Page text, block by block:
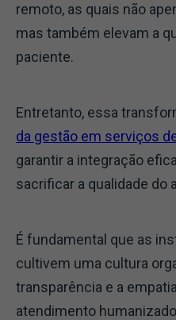
remoto, as quais não
mas também elevam a
paciente.
Entretanto, essa
da gestão em serviços
garantir a integração
sacrificar a qualidade do
É fundamental que as
cultivem uma cultura
transparência e a
atendimento